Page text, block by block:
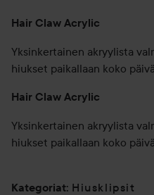
Hair Claw Acrylic
Yksinkertainen akryylista
hiukset paikallaan koko
Hair Claw Acrylic
Yksinkertainen akryylista
hiukset paikallaan koko
Kategoriat: Hiusklipsit